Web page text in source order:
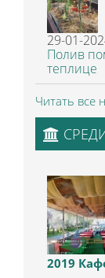
29-01-
Полив
теплице
Читать все
2019